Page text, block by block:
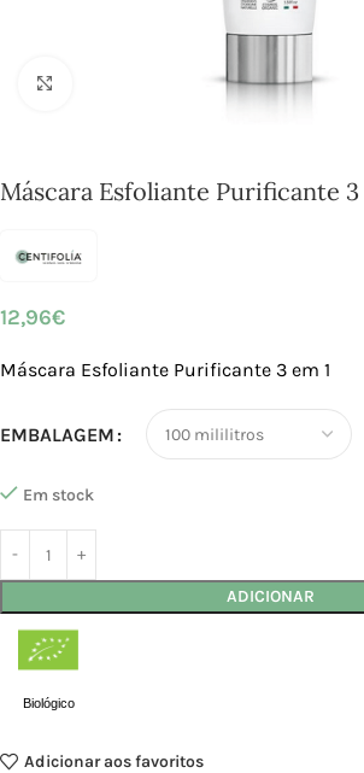
Máscara Esfoliante Purificante 3
12,96€
Máscara Esfoliante Purificante 3 em 1
EMBALAGEM
Em stock
ADICIONAR
Biológico
Adicionar aos favoritos